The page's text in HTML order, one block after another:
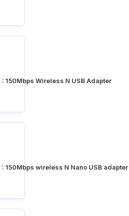
150Mbps Wireless N USB Adapter
150Mbps wireless N Nano USB adapter